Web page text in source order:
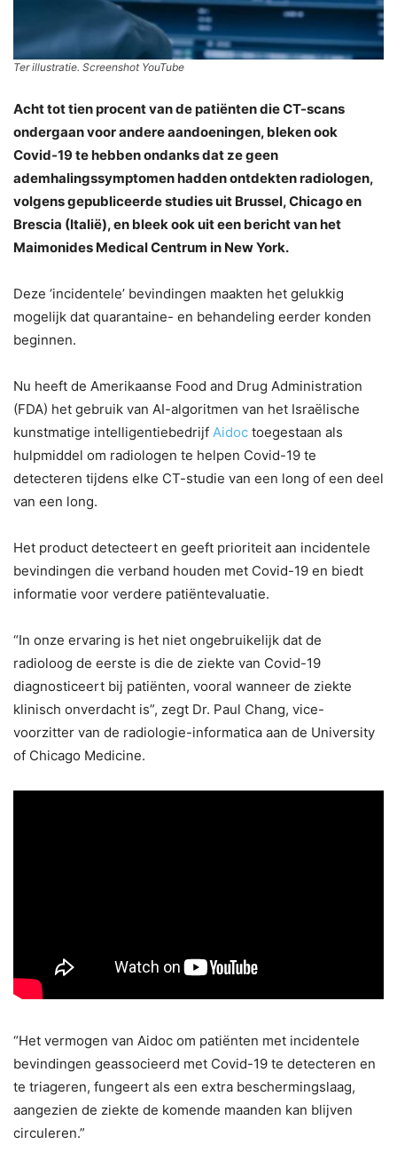
Ter illustratie. Screenshot YouTube
Acht tot tien procent van de patiënten die CT-scans
ondergaan voor andere aandoeningen, bleken ook
Covid-19 te hebben ondanks dat ze geen
ademhalingssymptomen hadden ontdekten radiologen,
volgens gepubliceerde studies uit Brussel, Chicago en
Brescia (Italië), en bleek ook uit een bericht van het
Maimonides Medical Centrum in New York.
Deze ‘incidentele’ bevindingen maakten het gelukkig
mogelijk dat quarantaine- en behandeling eerder konden
beginnen.
Nu heeft de Amerikaanse Food and Drug Administration
(FDA) het gebruik van AI-algoritmen van het Israëlische
kunstmatige intelligentiebedrijf Aidoc toegestaan als
hulpmiddel om radiologen te helpen Covid-19 te
detecteren tijdens elke CT-studie van een long of een deel
van een long.
Het product detecteert en geeft prioriteit aan incidentele
bevindingen die verband houden met Covid-19 en biedt
informatie voor verdere patiëntevaluatie.
“In onze ervaring is het niet ongebruikelijk dat de
radioloog de eerste is die de ziekte van Covid-19
diagnosticeert bij patiënten, vooral wanneer de ziekte
klinisch onverdacht is”, zegt Dr. Paul Chang, vice-
voorzitter van de radiologie-informatica aan de University
of Chicago Medicine.
“Het vermogen van Aidoc om patiënten met incidentele
bevindingen geassocieerd met Covid-19 te detecteren en
te triageren, fungeert als een extra beschermingslaag,
aangezien de ziekte de komende maanden kan blijven
circuleren.”